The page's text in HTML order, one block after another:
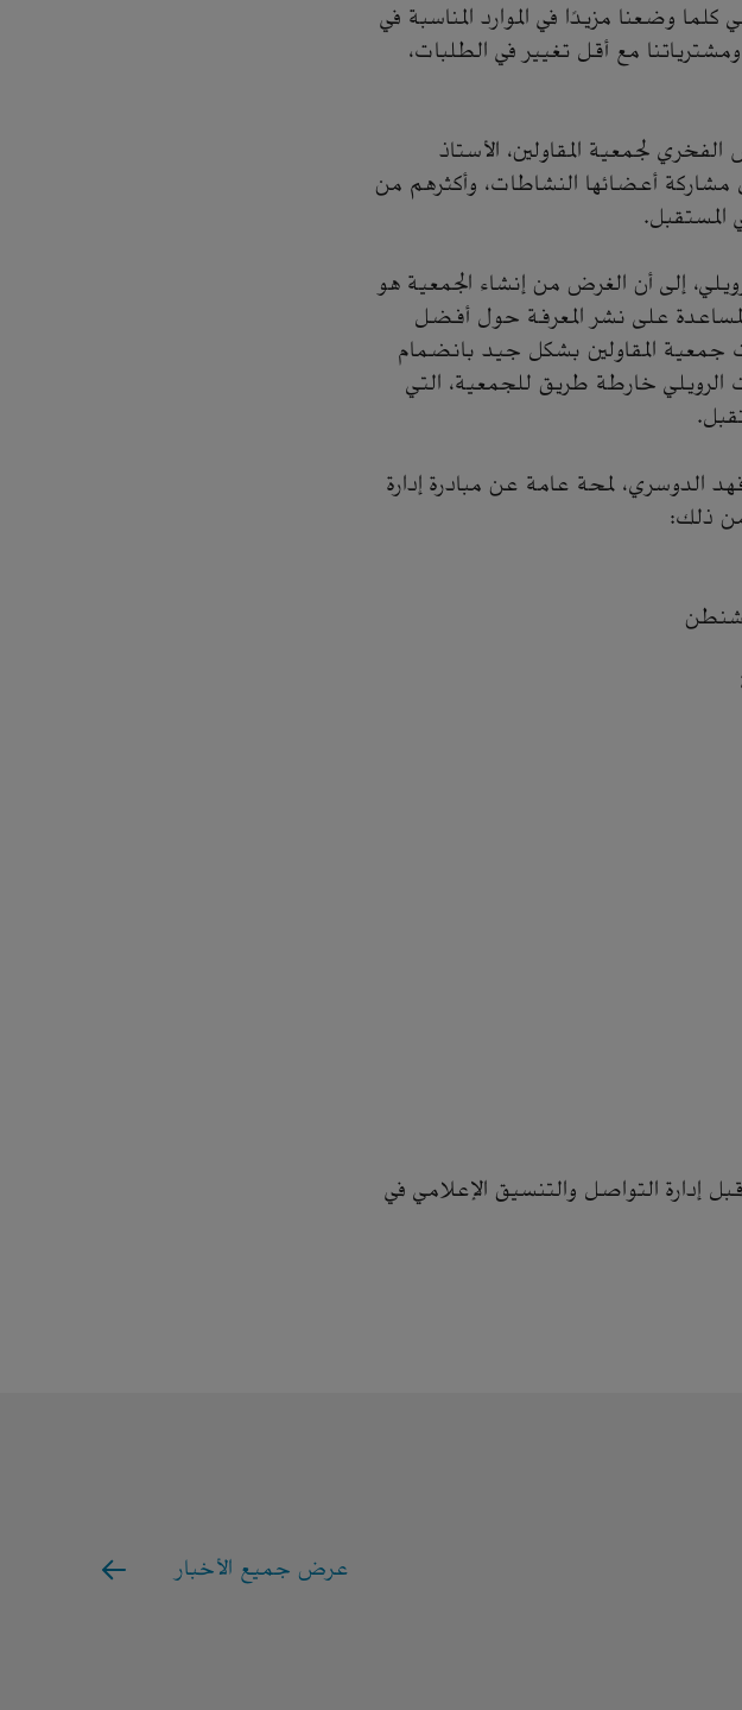
كلما وضعنا مزيدًا في الموارد المناسبة في
مع أقل تغيير في الطلبات،
لجمعية المقاولين، الأستاذ
مشاركة أعضائها النشاطات، وأكثرهم من
المستقبل.
إلى أن الغرض من إنشاء الجمعية هو
على نشر المعرفة حول أفضل
جمعية المقاولين بشكل جيد بانضمام
الرويلي خارطة طريق للجمعية، التي
الدوسري، لمحة عامة عن مبادرة إدارة
ذلك:
إدارة التواصل والتنسيق الإعلامي في
عرض جميع الأخبار